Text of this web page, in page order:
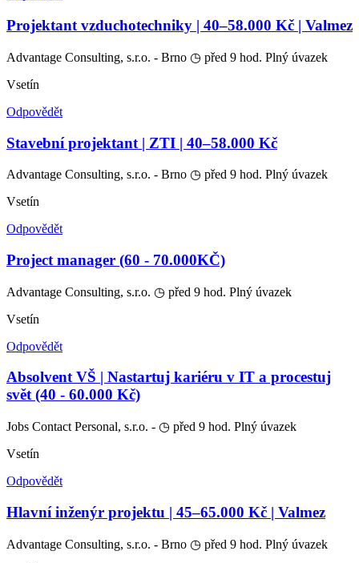
Projektant vzduchotechniky | 40–58.000 Kč | Valmez
Advantage Consulting, s.r.o. - Brno ◷ před 9 hod. Plný úvazek
Vsetín
Odpovědět
Stavební projektant | ZTI | 40–58.000 Kč
Advantage Consulting, s.r.o. - Brno ◷ před 9 hod. Plný úvazek
Vsetín
Odpovědět
Project manager (60 - 70.000KČ)
Advantage Consulting, s.r.o. ◷ před 9 hod. Plný úvazek
Vsetín
Odpovědět
Absolvent VŠ | Nastartuj kariéru v IT a procestuj
svět (40 - 60.000 Kč)
Jobs Contact Personal, s.r.o. - ◷ před 9 hod. Plný úvazek
Vsetín
Odpovědět
Hlavní inženýr projektu | 45–65.000 Kč | Valmez
Advantage Consulting, s.r.o. - Brno ◷ před 9 hod. Plný úvazek